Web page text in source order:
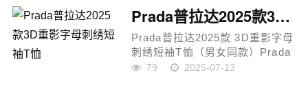
比色缝线与后口袋标志...
Prada普拉达2025款3D重影字母刺绣短袖T恤
Prada普拉达2025款 3D重影字母
刺绣短袖T恤（男女同款）Prada
2025春夏新款短袖T恤，以经典
79 2025-07-13